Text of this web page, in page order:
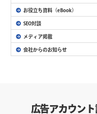
お役立ち資料（eBook）
SEO対談
メディア掲載
会社からのお知らせ
広告アカウン